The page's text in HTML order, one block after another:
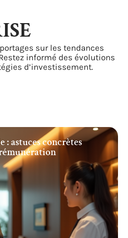
sur les tendances
informé des évolutions
d’investissement.
astuces concrètes